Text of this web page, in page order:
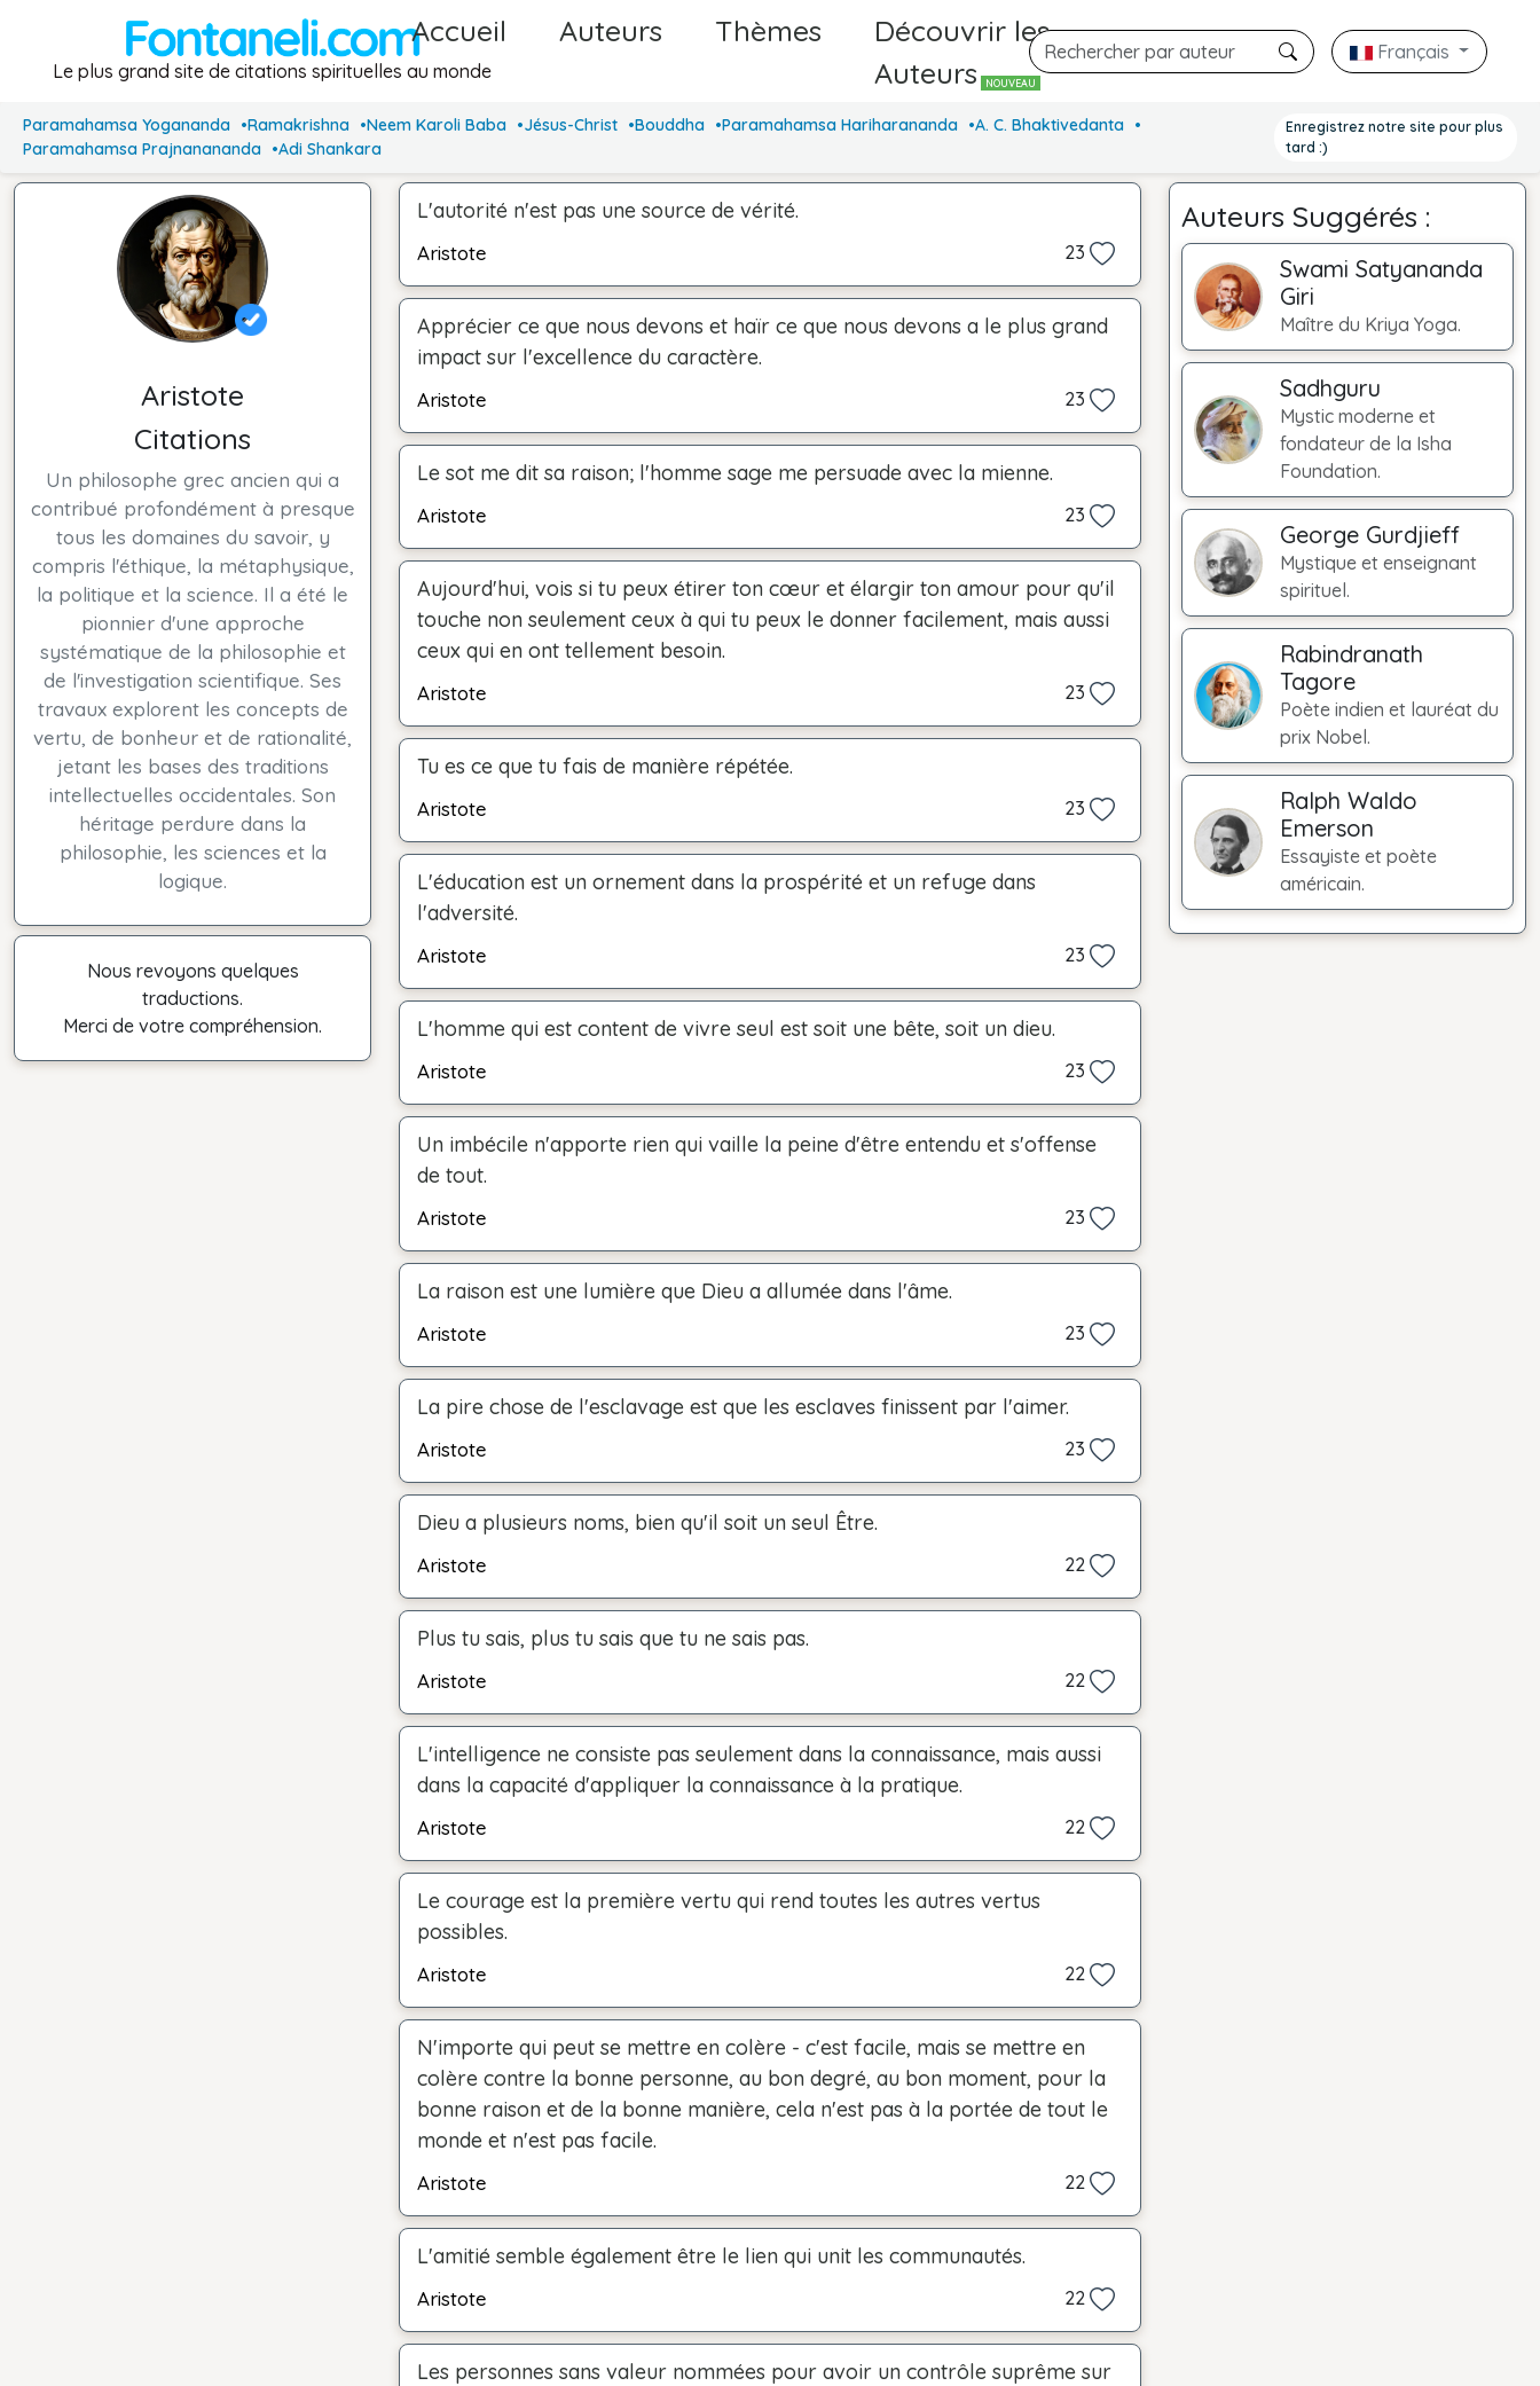
Le plus grand site de citations spirituelles au monde
Accueil Auteurs Thèmes
Découvrir les
AuteursNOUVEAU
Français
Paramahamsa Yogananda Ramakrishna Neem Karoli Baba Jésus-Christ Bouddha Paramahamsa Hariharananda
A. C. Bhaktivedanta
Paramahamsa Prajnanananda
Adi Shankara
Enregistrez notre site pour plus
tard :)
Aristote
Citations
Un philosophe grec ancien qui a
contribué profondément à presque
tous les domaines du savoir, y
compris l'éthique, la métaphysique,
la politique et la science. Il a été le
pionnier d'une approche
systématique de la philosophie et
de l'investigation scientifique. Ses
travaux explorent les concepts de
vertu, de bonheur et de rationalité,
jetant les bases des traditions
intellectuelles occidentales. Son
héritage perdure dans la
philosophie, les sciences et la
logique.
Nous revoyons quelques
traductions.
Merci de votre compréhension.
L'autorité n'est pas une source de vérité.
Aristote 23
Apprécier ce que nous devons et haïr ce que nous devons a le plus grand
impact sur l'excellence du caractère.
Aristote 23
Le sot me dit sa raison; l'homme sage me persuade avec la mienne.
Aristote 23
Aujourd'hui, vois si tu peux étirer ton cœur et élargir ton amour pour qu'il
touche non seulement ceux à qui tu peux le donner facilement, mais aussi
ceux qui en ont tellement besoin.
Aristote 23
Tu es ce que tu fais de manière répétée.
Aristote 23
L'éducation est un ornement dans la prospérité et un refuge dans
l'adversité.
Aristote 23
L'homme qui est content de vivre seul est soit une bête, soit un dieu.
Aristote 23
Un imbécile n'apporte rien qui vaille la peine d'être entendu et s'offense
de tout.
Aristote 23
La raison est une lumière que Dieu a allumée dans l'âme.
Aristote 23
La pire chose de l'esclavage est que les esclaves finissent par l'aimer.
Aristote 23
Dieu a plusieurs noms, bien qu'il soit un seul Être.
Aristote 22
Plus tu sais, plus tu sais que tu ne sais pas.
Aristote 22
L'intelligence ne consiste pas seulement dans la connaissance, mais aussi
dans la capacité d'appliquer la connaissance à la pratique.
Aristote 22
Le courage est la première vertu qui rend toutes les autres vertus
possibles.
Aristote 22
N'importe qui peut se mettre en colère - c'est facile, mais se mettre en
colère contre la bonne personne, au bon degré, au bon moment, pour la
bonne raison et de la bonne manière, cela n'est pas à la portée de tout le
monde et n'est pas facile.
Aristote 22
L'amitié semble également être le lien qui unit les communautés.
Aristote 22
Les personnes sans valeur nommées pour avoir un contrôle suprême sur
Auteurs Suggérés :
Swami Satyananda
Giri
Maître du Kriya Yoga.
Sadhguru
Mystic moderne et
fondateur de la Isha
Foundation.
George Gurdjieff
Mystique et enseignant
spirituel.
Rabindranath
Tagore
Poète indien et lauréat du
prix Nobel.
Ralph Waldo
Emerson
Essayiste et poète
américain.